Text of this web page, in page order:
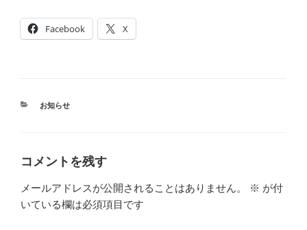
Facebook X
カ
お知らせ
コメントを残す
メールアドレスが公開されることはありません。 ※ が付
いている欄は必須項目です